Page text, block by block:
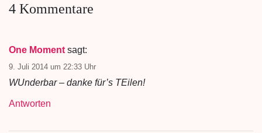
4 Kommentare
One Moment sagt:
9. Juli 2014 um 22:33 Uhr
WUnderbar – danke für’s TEilen!
Antworten